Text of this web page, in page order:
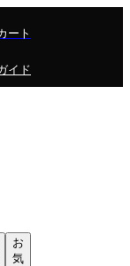
ート
イド
お
気